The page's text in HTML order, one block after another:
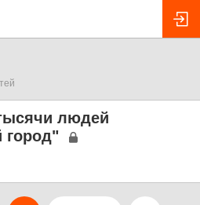
людей
город"